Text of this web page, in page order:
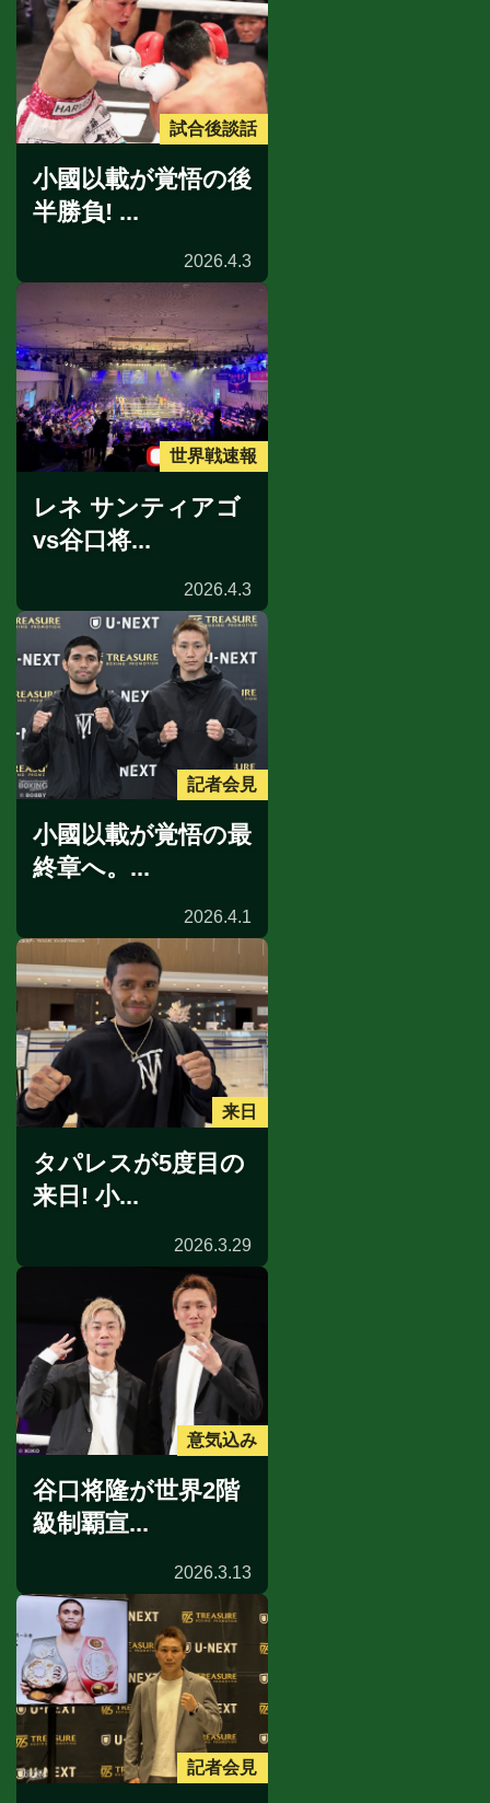
試合後談話
小國以載が覚悟の後
半勝負! ...
2026.4.3
世界戦速報
レネ サンティアゴ
vs谷口将...
2026.4.3
記者会見
小國以載が覚悟の最
終章へ。...
2026.4.1
来日
タパレスが5度目の
来日! 小...
2026.3.29
意気込み
谷口将隆が世界2階
級制覇宣...
2026.3.13
記者会見